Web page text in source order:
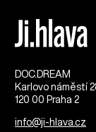
DOC.DREAM​
Karlovo náměstí
120 00 Praha 2
info@ji-hlava.cz